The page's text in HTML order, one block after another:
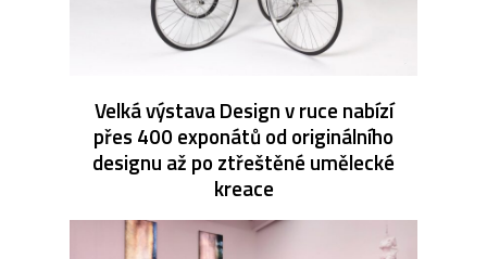
Velká výstava Design v ruce nabízí
přes 400 exponátů od originálního
designu až po ztřeštěné umělecké
kreace